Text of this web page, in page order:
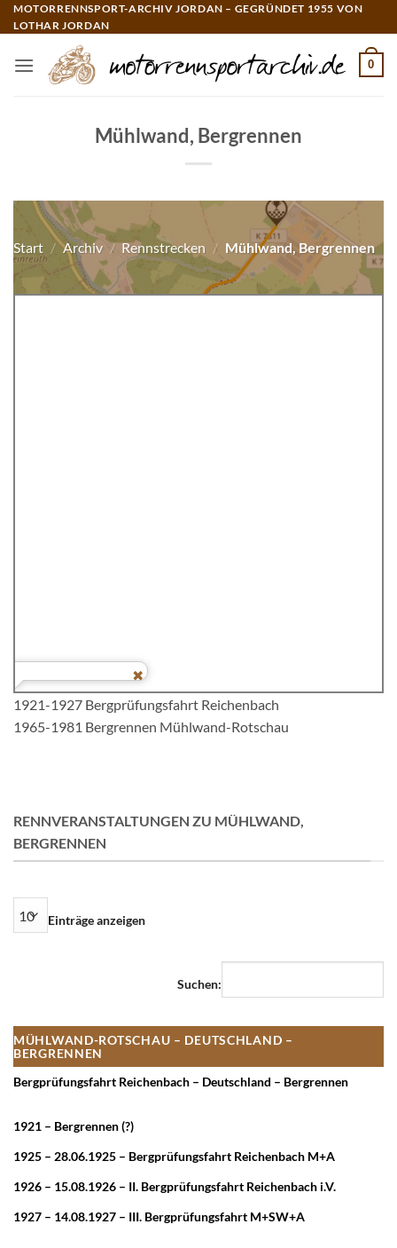
Zum
Inhalt
MOTORRENNSPORT-ARCHIV JORDAN – GEGRÜNDET 1955 VON
LOTHAR JORDAN
0
Mühlwand, Bergrennen
Start / Archiv / Rennstrecken / Mühlwand, Bergrennen
1921-1927 Bergprüfungsfahrt Reichenbach
1965-1981 Bergrennen Mühlwand-Rotschau
RENNVERANSTALTUNGEN ZU MÜHLWAND,
BERGRENNEN
Einträge anzeigen
Suchen:
MÜHLWAND-ROTSCHAU – DEUTSCHLAND –
BERGRENNEN
Bergprüfungsfahrt Reichenbach – Deutschland – Bergrennen
1921 – Bergrennen (?)
1925 – 28.06.1925 – Bergprüfungsfahrt Reichenbach M+A
1926 – 15.08.1926 – II. Bergprüfungsfahrt Reichenbach i.V.
1927 – 14.08.1927 – III. Bergprüfungsfahrt M+SW+A